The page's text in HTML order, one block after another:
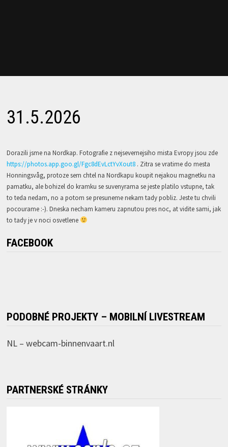
31.5.2026
Dorazili jsme na Nordkap. Fotografie z nejsevernejsiho mista Evropy jsou zde
https://photos.app.goo.gl/Fgc8dEvLctYvXout8. Zitra se vratime do mesta
Honningsvåg, protoze sem chtel na Nordkapu koupit nejakou magnetku na
pamatku, ale bohizel do kramku se suvenyrama se jeste platilo vstupne, tak
to teda nedam, no a potom se presuneme nekam tady pobliz. Jeste tu chvili
pocourame :-). Dneska necham kameru zapnutou pres noc, at vidite sami, jak
to tady je v noci osvetlene
FACEBOOK
PODOBNÉ PROJEKTY – MOBILNÍ LIVESTREAM
NL – webcam-binnenvaart.nl
PARTNERSKÉ STRÁNKY